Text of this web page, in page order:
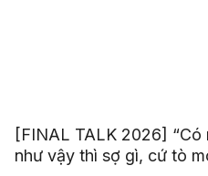
[FINAL TALK 2026]
như vậy thì sợ gì, cứ tò